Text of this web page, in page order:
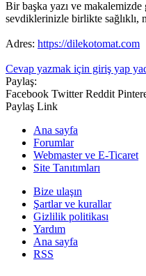
Bir başka yazı ve
sevdiklerinizle birlikte sağlıklı,
Adres: https://dilekotomat.com
Cevap yazmak için giriş yap
Paylaş:
Facebook Twitter Reddit
Paylaş Link
Ana sayfa
Forumlar
Webmaster ve E-Ticaret
Site Tanıtımları
Bize ulaşın
Şartlar ve kurallar
Gizlilik politikası
Yardım
Ana sayfa
RSS